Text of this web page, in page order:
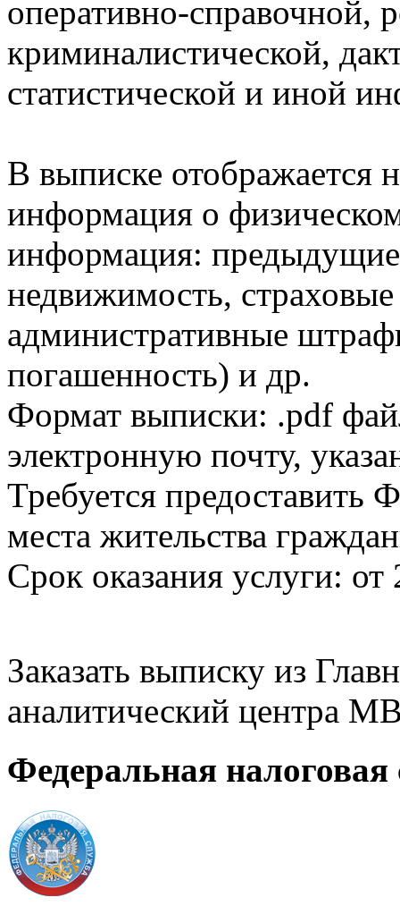
оперативно-справочной,
криминалистической,
статистической и иной
В выписке отображается
информация о
информация:
недвижимость,
административные
погашенность) и др.
Формат выписки: .pdf
электронную почту,
Требуется
места жительства
Срок оказания услуги: от
Заказать выписку из
аналитический центра
Федеральная налоговая